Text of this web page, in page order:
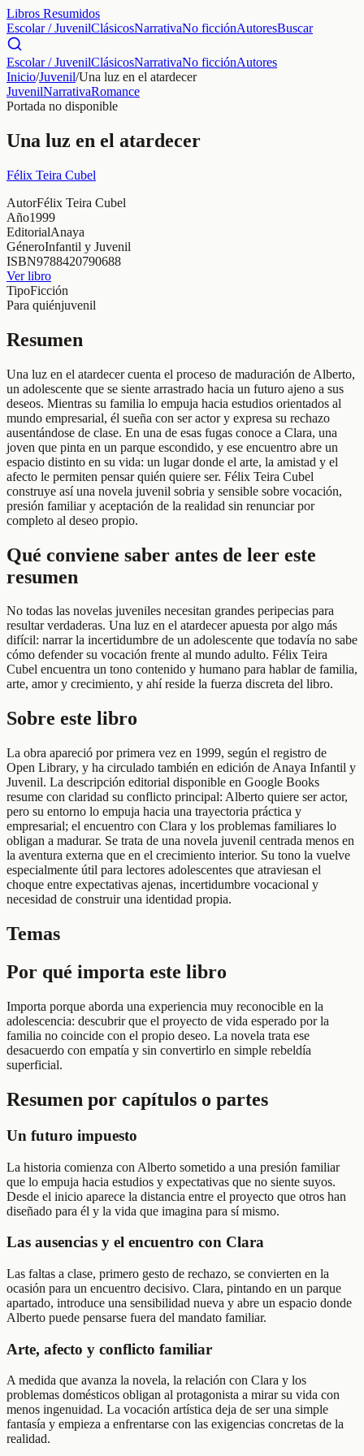
Libros Resumidos
Escolar / JuvenilClásicosNarrativaNo ficciónAutoresBuscar
Escolar / JuvenilClásicosNarrativaNo ficciónAutores
Inicio/Juvenil/Una luz en el atardecer
JuvenilNarrativaRomance
Portada no disponible
Una luz en el atardecer
Félix Teira Cubel
AutorFélix Teira Cubel
Año1999
EditorialAnaya
GéneroInfantil y Juvenil
ISBN9788420790688
Ver libro
TipoFicción
Para quiénjuvenil
Resumen
Una luz en el atardecer cuenta el proceso de maduración de Alberto,
un adolescente que se siente arrastrado hacia un futuro ajeno a sus
deseos. Mientras su familia lo empuja hacia estudios orientados al
mundo empresarial, él sueña con ser actor y expresa su rechazo
ausentándose de clase. En una de esas fugas conoce a Clara, una
joven que pinta en un parque escondido, y ese encuentro abre un
espacio distinto en su vida: un lugar donde el arte, la amistad y el
afecto le permiten pensar quién quiere ser. Félix Teira Cubel
construye así una novela juvenil sobria y sensible sobre vocación,
presión familiar y aceptación de la realidad sin renunciar por
completo al deseo propio.
Qué conviene saber antes de leer este
resumen
No todas las novelas juveniles necesitan grandes peripecias para
resultar verdaderas. Una luz en el atardecer apuesta por algo más
difícil: narrar la incertidumbre de un adolescente que todavía no sabe
cómo defender su vocación frente al mundo adulto. Félix Teira
Cubel encuentra un tono contenido y humano para hablar de familia,
arte, amor y crecimiento, y ahí reside la fuerza discreta del libro.
Sobre este libro
La obra apareció por primera vez en 1999, según el registro de
Open Library, y ha circulado también en edición de Anaya Infantil y
Juvenil. La descripción editorial disponible en Google Books
resume con claridad su conflicto principal: Alberto quiere ser actor,
pero su entorno lo empuja hacia una trayectoria práctica y
empresarial; el encuentro con Clara y los problemas familiares lo
obligan a madurar. Se trata de una novela juvenil centrada menos en
la aventura externa que en el crecimiento interior. Su tono la vuelve
especialmente útil para lectores adolescentes que atraviesan el
choque entre expectativas ajenas, incertidumbre vocacional y
necesidad de construir una identidad propia.
Temas
Por qué importa este libro
Importa porque aborda una experiencia muy reconocible en la
adolescencia: descubrir que el proyecto de vida esperado por la
familia no coincide con el propio deseo. La novela trata ese
desacuerdo con empatía y sin convertirlo en simple rebeldía
superficial.
Resumen por capítulos o partes
Un futuro impuesto
La historia comienza con Alberto sometido a una presión familiar
que lo empuja hacia estudios y expectativas que no siente suyos.
Desde el inicio aparece la distancia entre el proyecto que otros han
diseñado para él y la vida que imagina para sí mismo.
Las ausencias y el encuentro con Clara
Las faltas a clase, primero gesto de rechazo, se convierten en la
ocasión para un encuentro decisivo. Clara, pintando en un parque
apartado, introduce una sensibilidad nueva y abre un espacio donde
Alberto puede pensarse fuera del mandato familiar.
Arte, afecto y conflicto familiar
A medida que avanza la novela, la relación con Clara y los
problemas domésticos obligan al protagonista a mirar su vida con
menos ingenuidad. La vocación artística deja de ser una simple
fantasía y empieza a enfrentarse con las exigencias concretas de la
realidad.